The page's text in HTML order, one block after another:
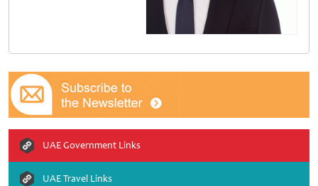
UAE Government Links
UAE Travel Links